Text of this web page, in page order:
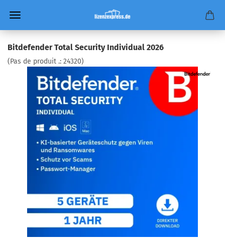
Bitdefender Total Security Individual 2026
(Pas de produit .: 24320)